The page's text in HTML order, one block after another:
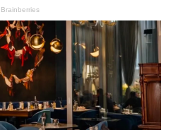
Brainberries